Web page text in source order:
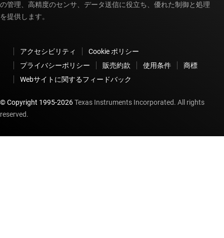
の管理、高精度のセンサ、データ送信に役立ち、優れた制御と処理
を提供します。
アクセシビリティ
Cookie ポリシー
プライバシーポリシー
販売約款 使用条件
商標
Webサイトに関するフィードバック
© Copyright 1995-2026Texas Instruments Incorporated. All rights
reserved.